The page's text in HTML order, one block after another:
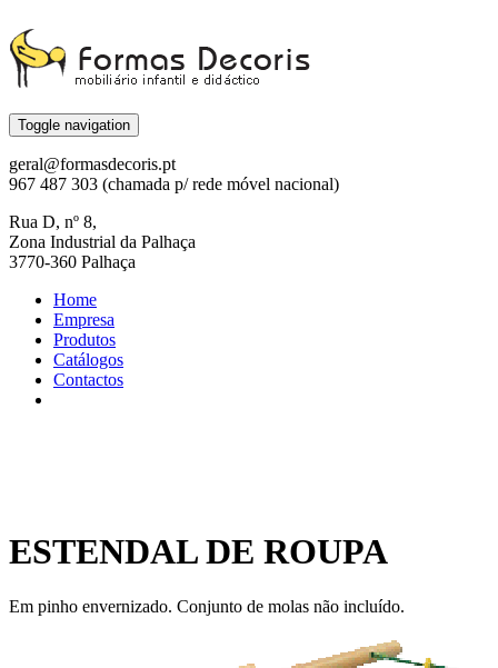
Toggle navigation
geral@formasdecoris.pt
967 487 303 (chamada p/ rede móvel nacional)
Rua D, nº 8,
Zona Industrial da Palhaça
3770-360 Palhaça
Home
Empresa
Produtos
Catálogos
Contactos
ESTENDAL DE ROUPA
Em pinho envernizado. Conjunto de molas não incluído.